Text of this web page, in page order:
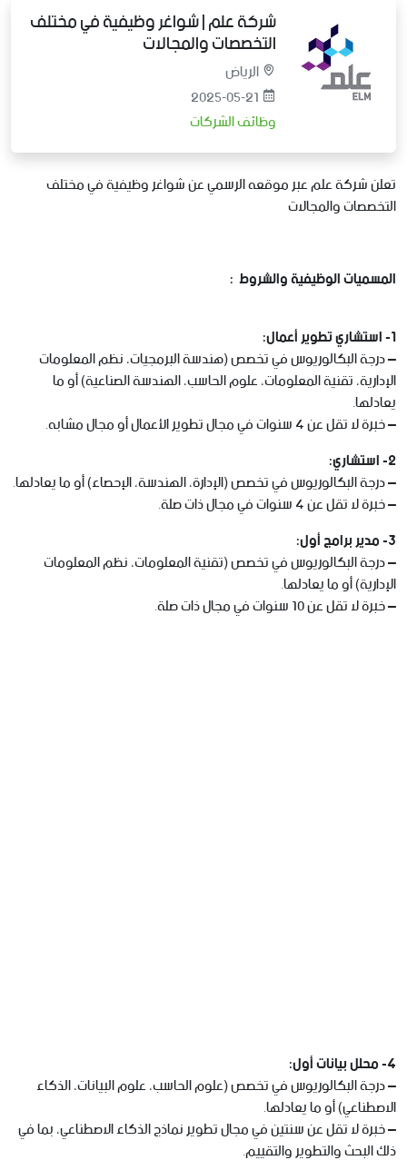
شركة علم | شواغر وظيفية في مختلف
التخصصات والمجالات
الرياض
2025-05-21
وظائف الشركات
تعلن شركة علم عبر موقعه الرسمي عن شواغر وظيفية في مختلف
التخصصات والمجالات
المسميات الوظيفية والشروط:
1- استشاري تطوير أعمال:
– درجة البكالوريوس في تخصص (هندسة البرمجيات، نظم المعلومات
الإدارية، تقنية المعلومات، علوم الحاسب، الهندسة الصناعية) أو ما
يعادلها.
– خبرة لا تقل عن 4 سنوات في مجال تطوير الأعمال أو مجال مشابه.
2- استشاري:
– درجة البكالوريوس في تخصص (الإدارة، الهندسة، الإحصاء) أو ما يعادلها.
– خبرة لا تقل عن 4 سنوات في مجال ذات صلة.
3- مدير برامج أول:
– درجة البكالوريوس في تخصص (تقنية المعلومات، نظم المعلومات
الإدارية) أو ما يعادلها.
– خبرة لا تقل عن 10 سنوات في مجال ذات صلة.
4- محلل بيانات أول:
– درجة البكالوريوس في تخصص (علوم الحاسب، علوم البيانات، الذكاء
الاصطناعي) أو ما يعادلها.
– خبرة لا تقل عن سنتين في مجال تطوير نماذج الذكاء الاصطناعي، بما في
ذلك البحث والتطوير والتقييم.